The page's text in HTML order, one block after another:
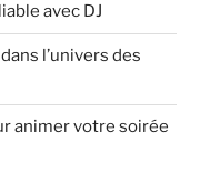
avec DJ
l’univers des
animer votre soirée